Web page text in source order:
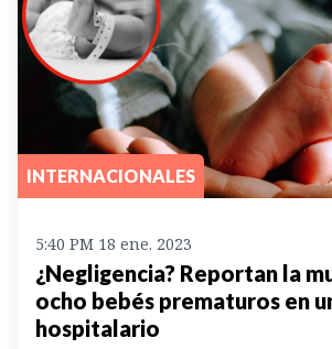
INTERNACIONALES
5:40 PM 18 ene. 2023
¿Negligencia? Reportan la
ocho bebés prematuros en
hospitalario